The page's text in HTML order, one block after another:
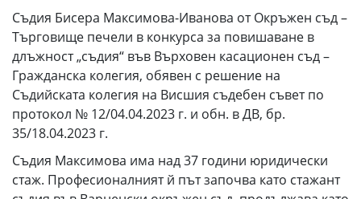
Съдия Бисера Максимова-Иванова от Окръжен съд –
Търговище печели в конкурса за повишаване в
длъжност „съдия“ във Върховен касационен съд –
Гражданска колегия, обявен с решение на
Съдийската колегия на Висшия съдебен съвет по
протокол № 12/04.04.2023 г. и обн. в ДВ, бр.
35/18.04.2023 г.
Съдия Максимова има над 37 години юридически
стаж. Професионалният й път започва като стажант